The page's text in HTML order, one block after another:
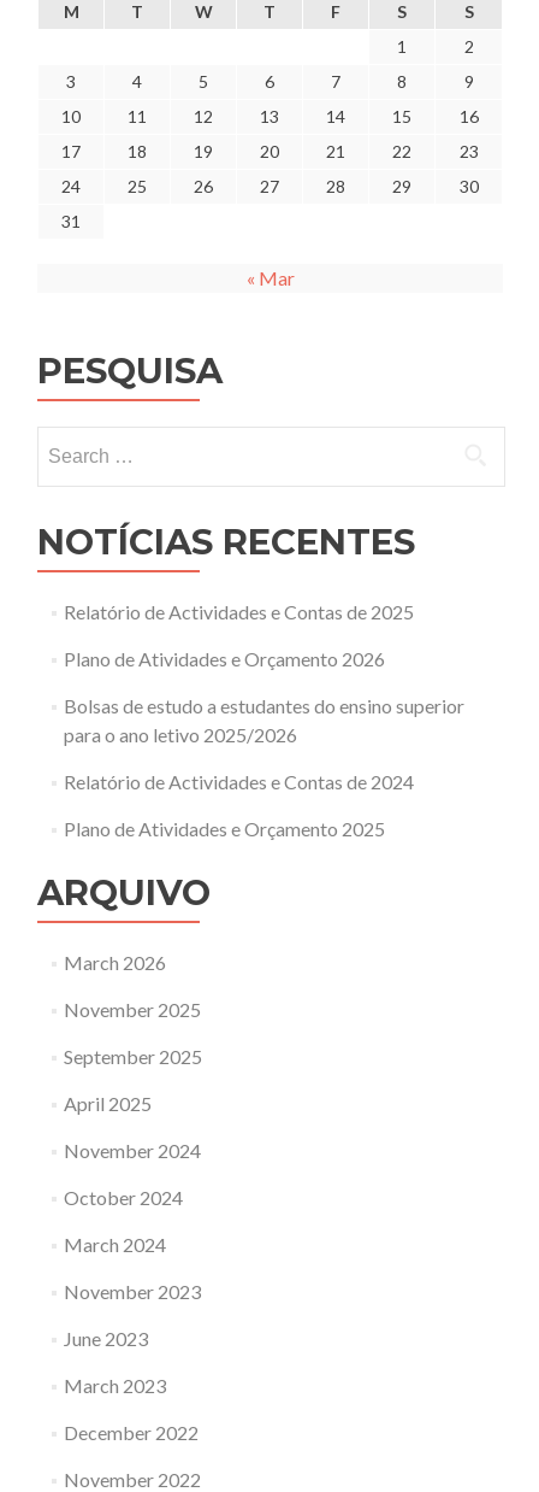
M T W T F S
S
1
2
3
4 5 6 7 8
9
10
11 12 13 14 15
16
17
18 19 20 21 22
23
24
25 26 27 28 29
30
31
« Mar
PESQUISA
for:
NOTÍCIAS RECENTES
Relatório de Actividades e Contas de 2025
Plano de Atividades e Orçamento 2026
Bolsas de estudo a estudantes do ensino superior
para o ano letivo 2025/2026
Relatório de Actividades e Contas de 2024
Plano de Atividades e Orçamento 2025
ARQUIVO
March 2026
November 2025
September 2025
April 2025
November 2024
October 2024
March 2024
November 2023
June 2023
March 2023
December 2022
November 2022